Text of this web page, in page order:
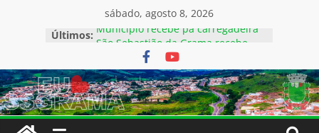
sábado, agosto 8, 2026
Últimos: Município recebe pá carregadeira
São Sebastião da Grama recebe
palestra da Frente Parlamentar de
Combate à Violência Digital contra
Crianças e Adolescentes
Município é sede de competição de
futebol de base